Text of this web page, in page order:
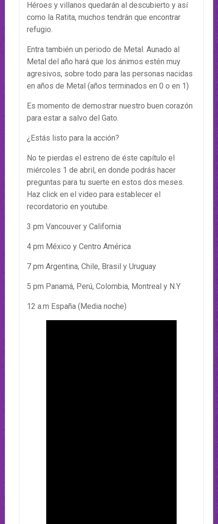
Héroes y villanos quedarán al descubierto y así
como la Ratita, muchos tendrán que encontrar
refugio.
Entra también un periodo de Metal. Aunado al
Metal del año hará que los ánimos estén muy
agresivos, sobre todo para las personas nacidas
en años de Metal (años terminados en 0 o en 1)
Es momento de demostrar nuestro buen corazón
para estar a salvo del Gato.
¿Estás listo para la acción?
No te pierdas el estreno de éste capítulo el
miércoles 1 de abril, en donde podrás hacer
preguntas para tu suerte en estos dos meses.
Haz click en el video para establecer el
recordatorio en youtube.
3 pm Vancouver y California
4 pm México y Centro América
7 pm Argentina, Chile, Brasil y Uruguay
5 pm Panamá, Perú, Colombia, Montreal y N.Y
12 a.m España (Media noche)